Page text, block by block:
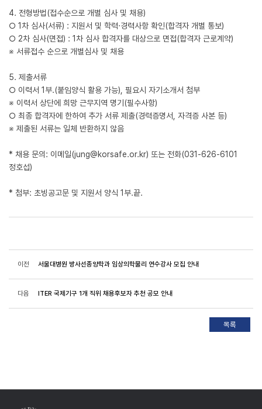
4. 전형방법(접수순으로 개별 심사 및 채용)
○ 1차 심사(서류) : 지원서 및 학력·경력사항 확인(합격자 개별 통보)
○ 2차 심사(면접) : 1차 심사 합격자를 대상으로 면접(합격자 근로계약)
※ 서류접수 순으로 개별심사 및 채용
5. 제출서류
○ 이력서 1부.(붙임양식 활용 가능), 필요시 자기소개서 첨부
※ 이력서 상단에 희망 근무지역 명기(필수사항)
○ 최종 합격자에 한하여 추가 서류 제출(경력증명서, 자격증 사본 등)
※ 제출된 서류는 일체 반환하지 않음
* 채용 문의: 이메일(jung@korsafe.or.kr) 또는 전화(031-626-6101
정호섭)
* 첨부: 초빙공고문 및 지원서 양식 1부.끝.
이전 서울대병원 방사선종양학과 임상의학물리 연수강사 모집 안내
다음 ITER 국제기구 1개 직위 채용후보자 추천 공모 안내